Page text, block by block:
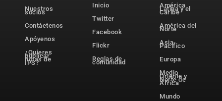
Nuestros
socios
Contáctenos
Apóyenos
¿Quieres
publicar
notas de
IPS?
Inicio
Twitter
Facebook
Flickr
Reglas de
comunidad
América
Latina y el
Caribe
América del
Norte
Asia-
Pacífico
Europa
Medio
Oriente y
Norte de
África
Mundo